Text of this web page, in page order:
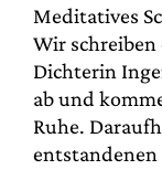
Meditatives
Wir schreiben
Dichterin
ab und
Ruhe.
entstandenen